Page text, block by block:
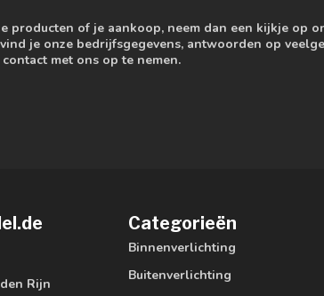
producten of je aankoop, neem dan een kijkje op
je onze bedrijfsgegevens, antwoorden op
met ons op te nemen.
Rijn
Categorieën
Binnenverlichting
Buitenverlichting